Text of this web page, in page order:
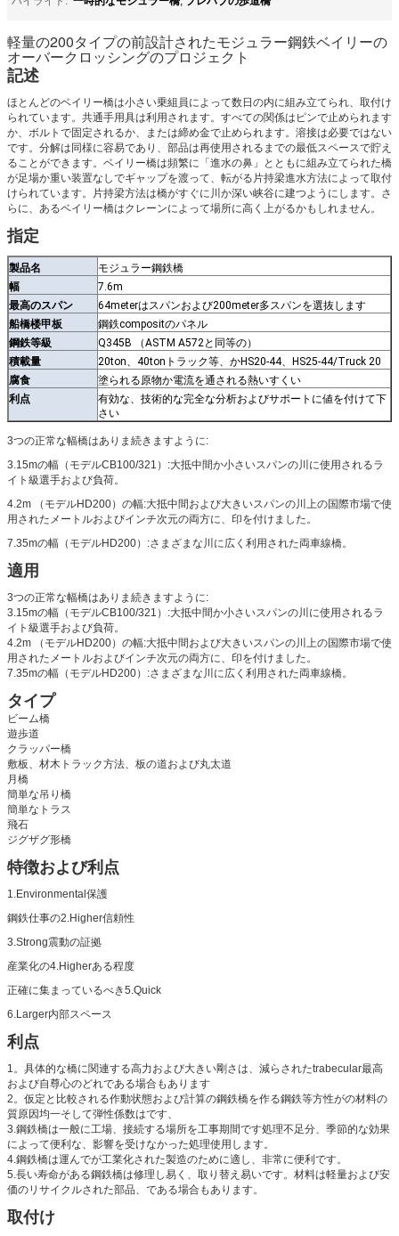
軽量の200タイプの前設計されたモジュラー鋼鉄ベイリーの
オーバークロッシングのプロジェクト
記述
ほとんどのベイリー橋は小さい乗組員によって数日の内に組み立てられ、取付け
られています。共通手用具は利用されます。すべての関係はピンで止められます
か、ボルトで固定されるか、または締め金で止められます。溶接は必要ではない
です。分解は同様に容易であり、部品は再使用されるまでの最低スペースで貯え
ることができます。ベイリー橋は頻繁に「進水の鼻」とともに組み立てられた橋
が足場か重い装置なしでギャップを渡って、転がる片持梁進水方法によって取付
けられています。片持梁方法は橋がすぐに川か深い峡谷に建つようにします。さ
らに、あるベイリー橋はクレーンによって場所に高く上がるかもしれません。
指定
製品名
モジュラー鋼鉄橋
幅
7.6m
最高のスパン
64meterはスパンおよび200meter多スパンを選抜します
船橋楼甲板
鋼鉄compositのパネル
鋼鉄等級
Q345B （ASTM A572と同等の）
積載量
20ton、40tonトラック等、かHS20-44、HS25-44/Truck 20
腐食
塗られる原物か電流を通される熱いすくい
利点
有効な、技術的な完全な分析およびサポートに値を付けて下
さい
3つの正常な幅橋はありま続きますように:
3.15mの幅（モデルCB100/321）:大抵中間か小さいスパンの川に使用されるラ
イト級選手および負荷。
4.2m （モデルHD200）の幅:大抵中間および大きいスパンの川上の国際市場で使
用されたメートルおよびインチ次元の両方に、印を付けました。
7.35mの幅（モデルHD200）:さまざまな川に広く利用された両車線橋。
適用
3つの正常な幅橋はありま続きますように:
3.15mの幅（モデルCB100/321）:大抵中間か小さいスパンの川に使用されるラ
イト級選手および負荷。
4.2m （モデルHD200）の幅:大抵中間および大きいスパンの川上の国際市場で使
用されたメートルおよびインチ次元の両方に、印を付けました。
7.35mの幅（モデルHD200）:さまざまな川に広く利用された両車線橋。
タイプ
ビーム橋
遊歩道
クラッパー橋
敷板、材木トラック方法、板の道および丸太道
月橋
簡単な吊り橋
簡単なトラス
飛石
ジグザグ形橋
特徴および利点
1.Environmental保護
鋼鉄仕事の2.Higher信頼性
3.Strong震動の証拠
産業化の4.Higherある程度
正確に集まっているべき5.Quick
6.Larger内部スペース
利点
1。具体的な橋に関連する高力および大きい剛さは、減らされたtrabecular最高
および自尊心のどれである場合もあります
2。仮定と比較される作動状態および計算の鋼鉄橋を作る鋼鉄等方性がの材料の
質原因均一そして弾性係数はです、
3.鋼鉄橋は一般に工場、接続する場所を工事期間です処理不足分、季節的な効果
によって便利な、影響を受けなかった処理使用します。
4.鋼鉄橋は運んでが工業化された製造のために適し、非常に便利です。
5.長い寿命がある鋼鉄橋は修理し易く、取り替え易いです。材料は軽量および安
価のリサイクルされた部品、である場合もあります。
取付け